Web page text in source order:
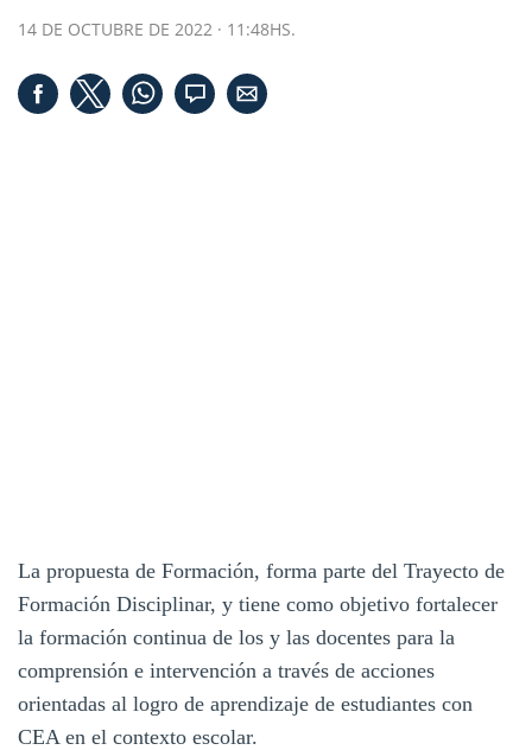
14 DE OCTUBRE DE 2022 · 11:48HS.
La propuesta de Formación, forma parte del Trayecto de
Formación Disciplinar, y tiene como objetivo fortalecer
la formación continua de los y las docentes para la
comprensión e intervención a través de acciones
orientadas al logro de aprendizaje de estudiantes con
CEA en el contexto escolar.